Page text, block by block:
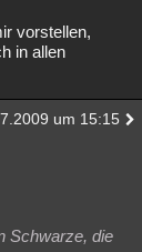
vorstellen,
in allen
um 15:15
Schwarze, die